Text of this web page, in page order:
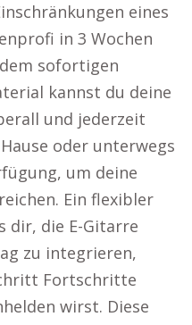
eines
in 3 Wochen
sofortigen
kannst du deine
und jederzeit
oder unterwegs
um deine
Ein flexibler
dir, die E-Gitarre
zu integrieren,
Fortschritte
wirst. Diese